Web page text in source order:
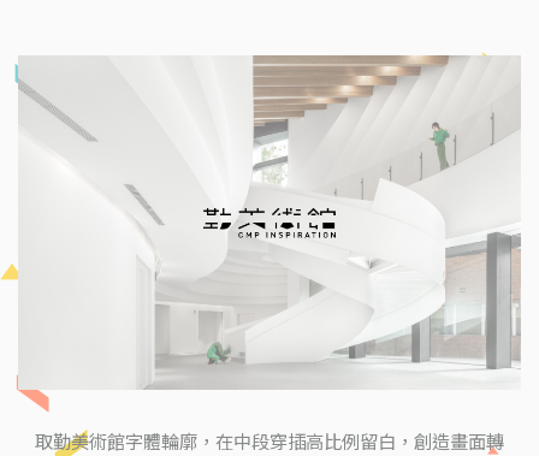
取勤美術館字體輪廓，在中段穿插高比例留白，創造畫面轉